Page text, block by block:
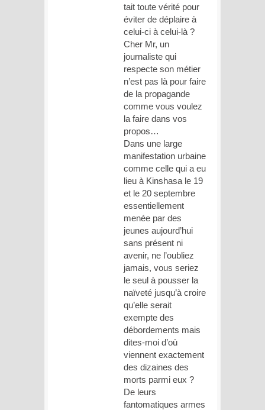
tait toute vérité pour
éviter de déplaire à
celui-ci à celui-là ?
Cher Mr, un
journaliste qui
respecte son métier
n’est pas là pour faire
de la propagande
comme vous voulez
la faire dans vos
propos…
Dans une large
manifestation urbaine
comme celle qui a eu
lieu à Kinshasa le 19
et le 20 septembre
essentiellement
menée par des
jeunes aujourd’hui
sans présent ni
avenir, ne l’oubliez
jamais, vous seriez
le seul à pousser la
naïveté jusqu’à croire
qu’elle serait
exempte des
débordements mais
dites-moi d’où
viennent exactement
des dizaines des
morts parmi eux ?
De leurs
fantomatiques armes